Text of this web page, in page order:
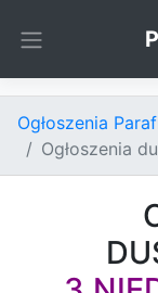
Ogłoszenia
Ogłoszenia